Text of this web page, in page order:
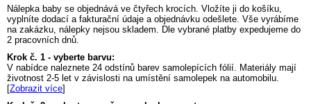
Nálepka baby se objednává ve čtyřech krocích. Vložíte ji do košíku,
vyplníte dodací a fakturační údaje a objednávku odešlete. Vše vyrábíme
na zakázku, nálepky nejsou skladem. Dle vybrané platby expedujeme do
2 pracovních dnů.
Krok č. 1 - vyberte barvu:
V nabídce naleznete 24 odstínů barev samolepících fólií. Materiály mají
životnost 2-5 let v závislosti na umístění samolepek na automobilu.
[Zobrazit více]